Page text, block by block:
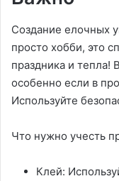
Создание елочных
просто хобби, это
праздника и тепла!
особенно если в
Используйте
Что нужно учесть
Клей: